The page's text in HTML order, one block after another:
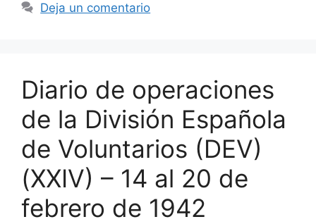
Deja un comentario
Diario de operaciones
de la División Española
de Voluntarios (DEV)
(XXIV) – 14 al 20 de
febrero de 1942